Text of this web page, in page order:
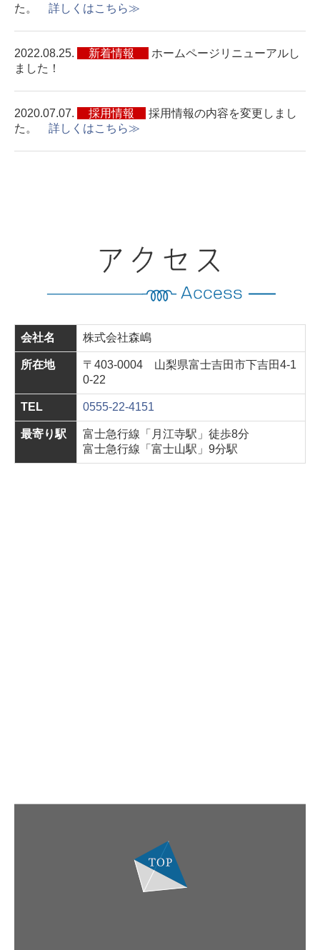
た。 詳しくはこちら≫
2022.08.25. 新着情報
ホームページリニューアルし
ました！
2020.07.07. 採用情報
採用情報の内容を変更しまし
た。 詳しくはこちら≫
会社名 株式会社森嶋
所在地
〒403-0004 山梨県富士吉田市下吉田4-1
0-22
TEL 0555-22-4151
最寄り駅
富士急行線「月江寺駅」徒歩8分
富士急行線「富士山駅」9分駅